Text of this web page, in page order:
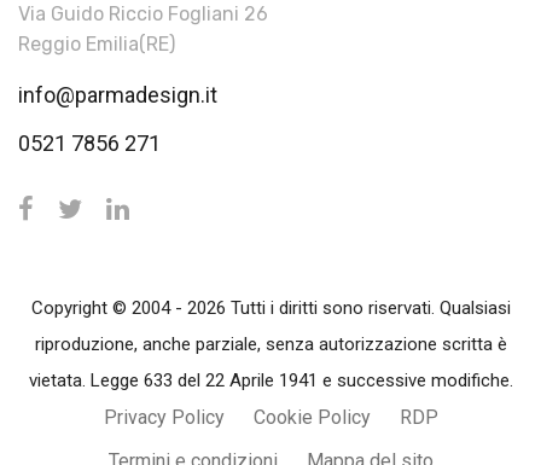
Via Guido Riccio Fogliani 26
Reggio Emilia(RE)
info@parmadesign.it
0521 7856 271
Copyright © 2004 - 2026 Tutti i diritti sono riservati. Qualsiasi
riproduzione, anche parziale, senza autorizzazione scritta è
vietata. Legge 633 del 22 Aprile 1941 e successive modifiche.
Privacy Policy Cookie Policy
RDP